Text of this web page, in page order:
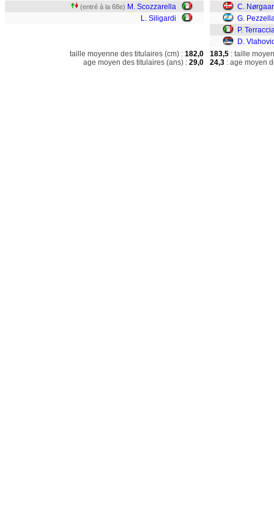
(entré à la 68e) M. Scozzarella
L. Siligardi
C.
G.
P.
D.
taille moyenne des titulaires (cm) : 182,0
age moyen des titulaires (ans) : 29,0
183,5 : taille
24,3 : age moyen